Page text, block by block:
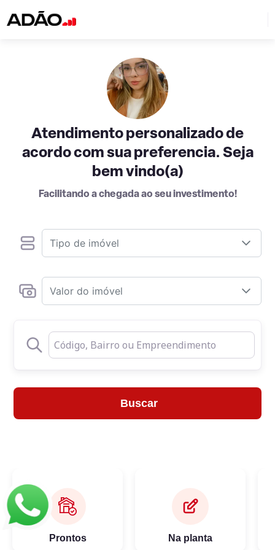
Atendimento personalizado de
acordo com sua preferencia. Seja
bem vindo(a)
Facilitando a chegada ao seu investimento!
Tipo de imóvel
Valor do imóvel
Buscar
Prontos Na planta